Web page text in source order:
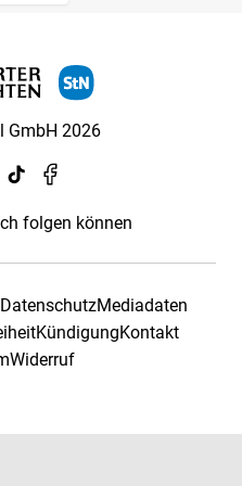
GmbH 2026
folgen können
DatenschutzMediadaten
KündigungKontakt
Widerruf